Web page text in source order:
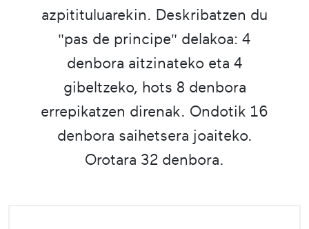
azpitituluarekin. Deskribatzen du
"pas de principe" delakoa: 4
denbora aitzinateko eta 4
gibeltzeko, hots 8 denbora
errepikatzen direnak. Ondotik 16
denbora saihetsera joaiteko.
Orotara 32 denbora.